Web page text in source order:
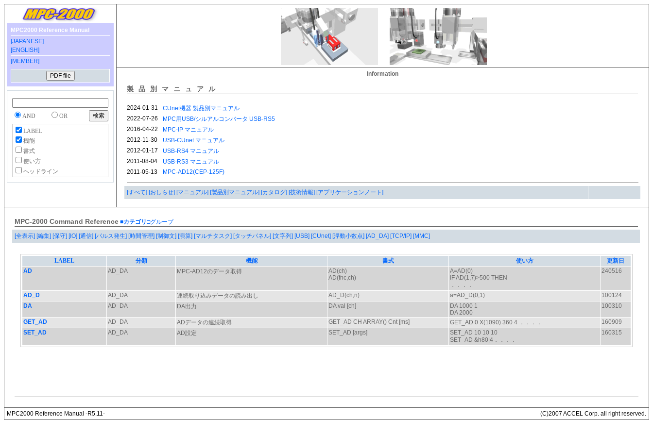
MPC2000 Reference Manual
[JAPANESE]
[ENGLISH]
[MEMBER]
AND OR
LABEL
機能
書式
使い方
ヘッドライン
Information
製品別マニュアル
[すべて] [おしらせ] [マニュアル] [製品別マニュアル] [カタログ] [技術情報] [アプリケーションノート]
MPC-2000 Command Reference ■カテゴリ□グループ
[全表示] [編集] [保守] [IO] [通信] [パルス発生] [時間管理] [制御文] [演算] [マルチタスク] [タッチパネル] [文字列] [USB] [CUnet] [浮動小数点] [AD_DA] [TCP/IP] [MMC]
MPC2000 Reference Manual -R5.11- (C)2007 ACCEL Corp. all right reserved.